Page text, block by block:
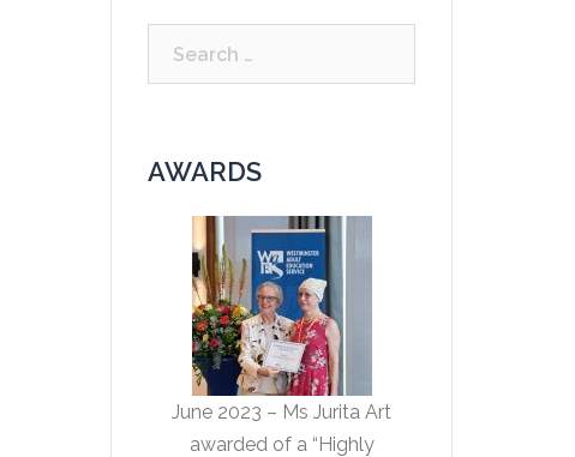
AWARDS
June 2023 – Ms Jurita Art
awarded of a “Highly